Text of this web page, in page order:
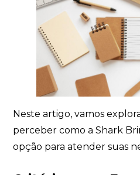
Neste artigo, vamos
perceber como a Shark
opção para atender suas